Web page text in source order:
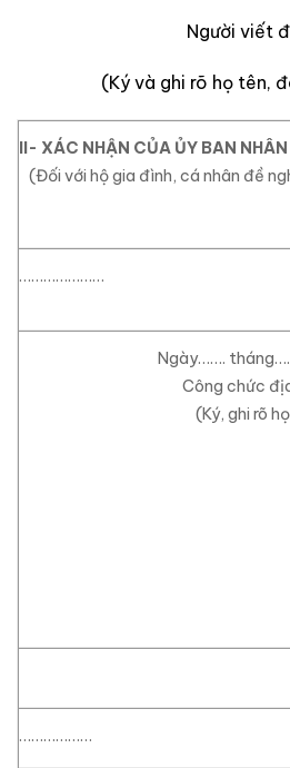
Người viết
(Ký và ghi rõ họ tên,
II- XÁC NHẬN CỦA
(Đối với hộ gia đình, cá nhân đề
…………………
Ngày…….
Công chức
(Ký, ghi rõ
………………